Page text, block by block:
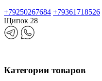
+79250267684 +79361718526
Щипок 28
Категории товаров